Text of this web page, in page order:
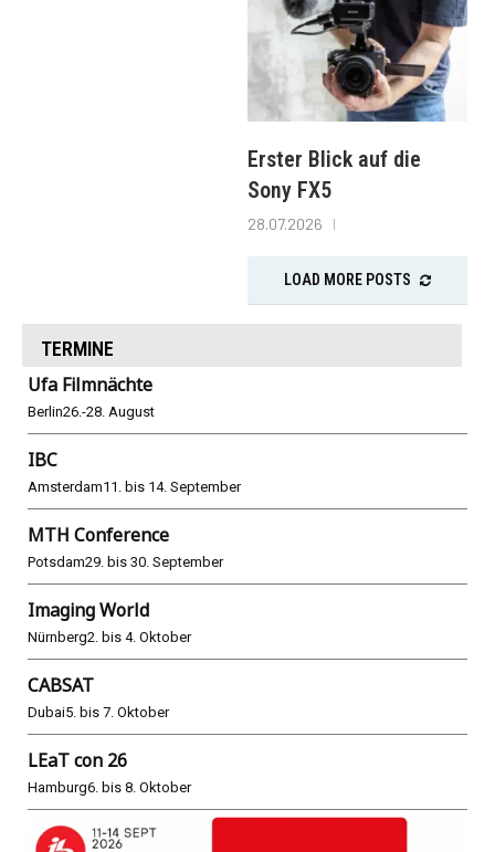
Erster Blick auf die
Sony FX5
28.07.2026
LOAD MORE POSTS
TERMINE
Ufa Filmnächte
Berlin26.-28. August
IBC
Amsterdam11. bis 14. September
MTH Conference
Potsdam29. bis 30. September
Imaging World
Nürnberg2. bis 4. Oktober
CABSAT
Dubai5. bis 7. Oktober
LEaT con 26
Hamburg6. bis 8. Oktober